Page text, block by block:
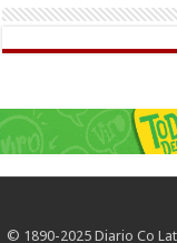
© 1890-2025 Diario Co